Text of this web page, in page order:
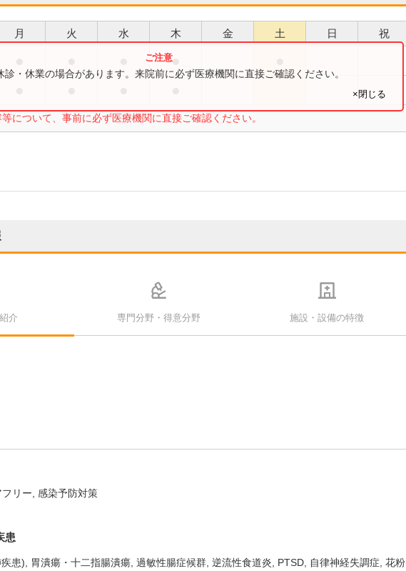
月 火 水 木 金 土 日 祝
●
について、事前に必ず医療機関に直接ご確認ください。
診・休業の場合があります。来院前に必ず医療機関に直接ご確認ください。
×閉じる
介 専門分野・得意分野 施設・設備の特徴
リー 感染予防対策
患
患) 胃潰瘍・十二指腸潰瘍 過敏性腸症候群 逆流性食道炎 PTSD 自律神経失調症 花粉